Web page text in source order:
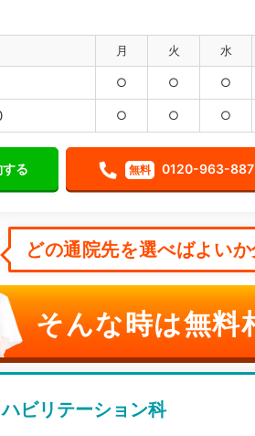
月 火 水
○ ○ ○
○ ○ ○
る 無料 0120-963-887
どの通院先を選べばよい
そんな時は無料
ビリテーション科